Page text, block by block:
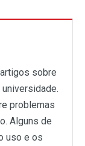
sobre
problemas
Alguns de
uso e os